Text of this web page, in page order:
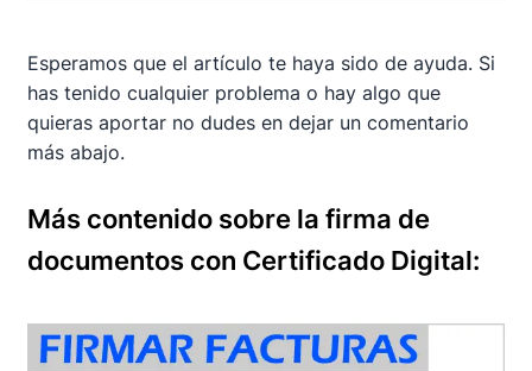
Esperamos que el artículo te haya sido de ayuda. Si
has tenido cualquier problema o hay algo que
quieras aportar no dudes en dejar un comentario
más abajo.
Más contenido sobre la firma de
documentos con Certificado Digital: